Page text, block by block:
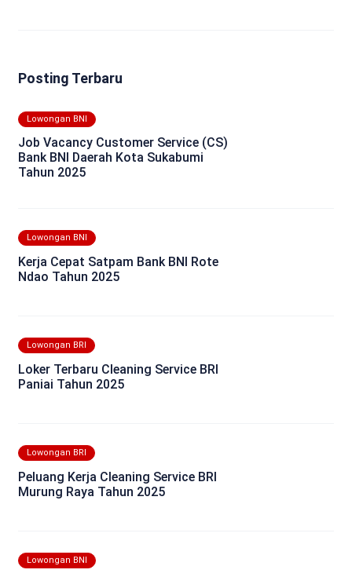
Posting Terbaru
Lowongan BNI
Job Vacancy Customer Service (CS)
Bank BNI Daerah Kota Sukabumi
Tahun 2025
Lowongan BNI
Kerja Cepat Satpam Bank BNI Rote
Ndao Tahun 2025
Lowongan BRI
Loker Terbaru Cleaning Service BRI
Paniai Tahun 2025
Lowongan BRI
Peluang Kerja Cleaning Service BRI
Murung Raya Tahun 2025
Lowongan BNI